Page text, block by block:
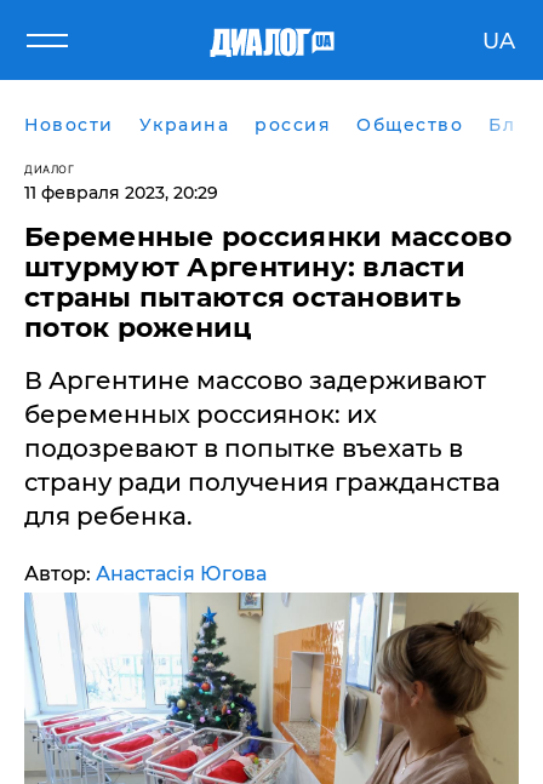
UA
Новости Украина россия Общество
ДИАЛОГ
11 февраля 2023, 20:29
Беременные россиянки массово
штурмуют Аргентину: власти
страны пытаются остановить
поток рожениц
В Аргентине массово задерживают
беременных россиянок: их
подозревают в попытке въехать в
страну ради получения гражданства
для ребенка.
Автор: Анастасія Югова